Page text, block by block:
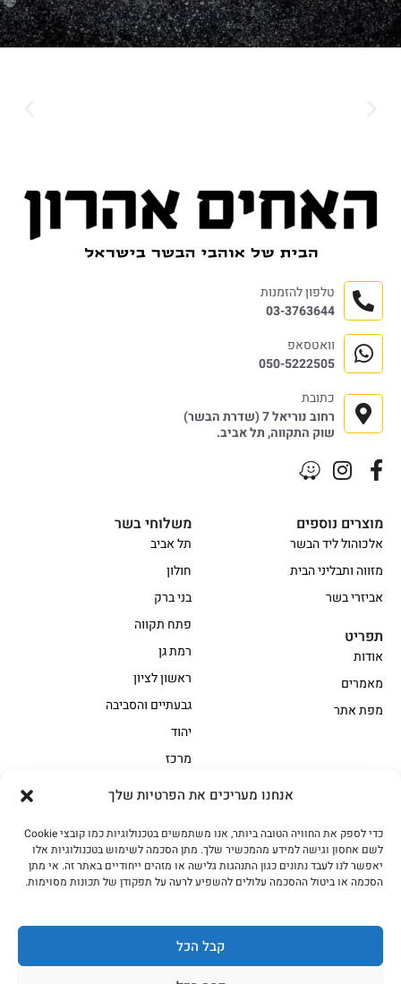
אנחנו מעריכים את הפרטיות שלך
כדי לספק את החוויה הטובה ביותר, אנו משתמשים בטכנולוגיות כמו קובצי Cookie
לשם אחסון וגישה למידע מהמכשיר שלך. מתן הסכמה לשימוש בטכנולוגיות אלו
יאפשר לנו לעבד נתונים כגון התנהגות גלישה או מזהים ייחודיים באתר זה. אי מתן
הסכמה או ביטול ההסכמה עלולים להשפיע לרעה על תפקודן של תכונות מסוימות.
קבל הכל
אווז
בשר בקר משובח
בשר בקר עגלה משובח
בשר למעשנת
הודו
חלקים אחוריים
מיוחדי מסורת1
נתחי פנים
עוף
משלוחי בשר
תל אביב
חולון
בני ברק
פתח תקווה
רמת גן
ראשון לציון
גבעתיים והסביבה
יהוד
מרכז
מוצרים נוספים
אלכוהול ליד הבשר
מזווה ותבליני הבית
אביזרי בשר
תפריט
אודות
מאמרים
מפת אתר
טלפון להזמנות
03-3763644
וואטסאפ
050-5222505
כתובת
רחוב נוריאל 7 (שדרת הבשר)
שוק התקווה, תל אביב.